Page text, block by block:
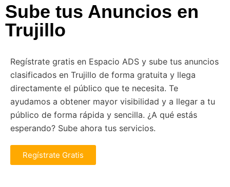
Sube tus Anuncios en
Trujillo
Regístrate gratis en Espacio ADS y sube tus anuncios
clasificados en Trujillo de forma gratuita y llega
directamente el público que te necesita. Te
ayudamos a obtener mayor visibilidad y a llegar a tu
público de forma rápida y sencilla. ¿A qué estás
esperando? Sube ahora tus servicios.
Regístrate Gratis